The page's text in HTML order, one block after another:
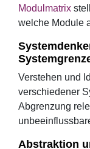
Modulmatrix
welche Module
Verstehen und
verschiedener
Abgrenzung
Abstraktion